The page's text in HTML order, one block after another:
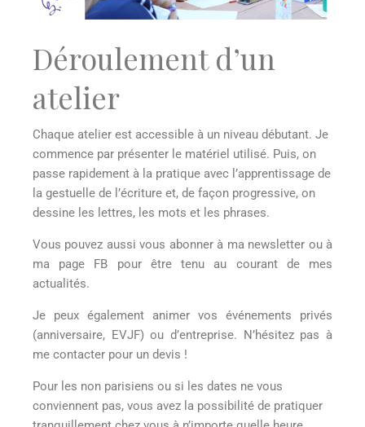
Déroulement d’un
atelier
Chaque atelier est accessible à un niveau débutant. Je
commence par présenter le matériel utilisé. Puis, on
passe rapidement à la pratique avec l’apprentissage de
la gestuelle de l’écriture et, de façon progressive, on
dessine les lettres, les mots et les phrases.
Vous pouvez aussi vous abonner à ma newsletter ou à
ma page FB pour être tenu au courant de mes
actualités.
Je peux également animer vos événements privés
(anniversaire, EVJF) ou d’entreprise. N’hésitez pas à
me contacter pour un devis !
Pour les non parisiens ou si les dates ne vous
conviennent pas, vous avez la possibilité de pratiquer